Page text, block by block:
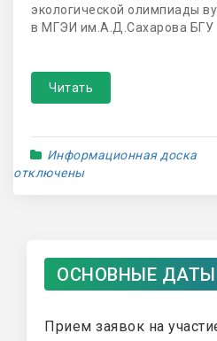
экологической олимпиады
в МГЭИ им.А.Д.Сахарова БГУ
Читать
Информационная доска
отключены
ОСНОВНЫЕ
Прием заявок на